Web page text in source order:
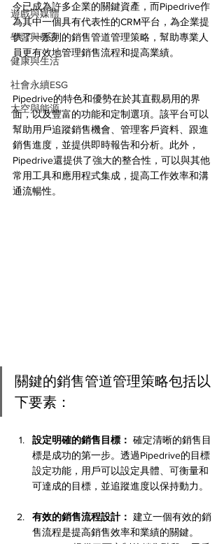
遊戲與媒體
學習與教育
健康與生活
社會永續ESG
太空與能源
今已成為許多企業的關鍵資產，而Pipedrive作
為其中一個具有代表性的CRM平台，為企業提
供了一系列的銷售管道管理策略，幫助專業人
員更有效地管理銷售流程和提高業績。
Pipedrive的特色和優勢在於其直觀易用的界
面，以及豐富的功能和定制選項。該平台可以
幫助用戶追蹤銷售機會、管理客戶資料、跟進
銷售進度，並提供即時報告和分析。此外，
Pipedrive還提供了強大的整合性，可以與其他
常用工具和應用程式集成，提高工作效率和溝
通流暢性。
關鍵的銷售管道管理策略包括以
下要素：
設定明確的銷售目標： 確定清晰的銷售目
標是成功的第一步。透過Pipedrive的目標
設定功能，用戶可以設定具體、可衡量和
可達成的目標，並追蹤進度以保持動力。
有效的銷售流程設計： 建立一個有效的銷
售流程是提高銷售效率和業績的關鍵。